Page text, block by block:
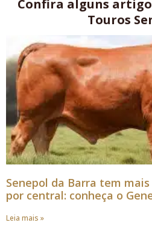
Confira alguns
Touros
Senepol da Barra tem
por central: conheça o
Leia mais »